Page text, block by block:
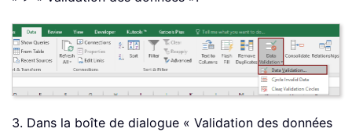
3. Dans la boîte de dialogue « Validation des données